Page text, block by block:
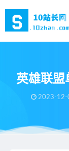
英雄联盟
2023-12-
当前位置：首页